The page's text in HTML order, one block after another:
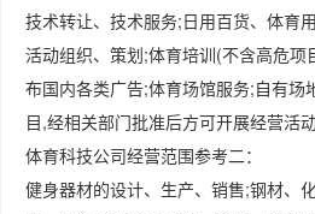
技术转让、技术服务;日用百货、体育
活动组织、策划;体育培训(不含高危项
布国内各类广告;体育场馆服务;自有场
目,经相关部门批准后方可开展经营活
体育科技公司经营范围参考二：
健身器材的设计、生产、销售;钢材、